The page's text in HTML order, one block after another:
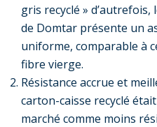
gris recyclé » d’autrefois,
de Domtar présente un
uniforme, comparable à
fibre vierge.
Résistance accrue et
carton-caisse recyclé
marché comme moins